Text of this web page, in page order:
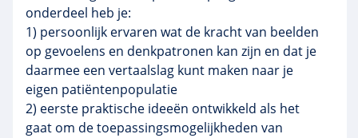
onderdeel heb je:
1) persoonlijk ervaren wat de kracht van beelden
op gevoelens en denkpatronen kan zijn en dat je
daarmee een vertaalslag kunt maken naar je
eigen patiëntenpopulatie
2) eerste praktische ideeën ontwikkeld als het
gaat om de toepassingsmogelijkheden van